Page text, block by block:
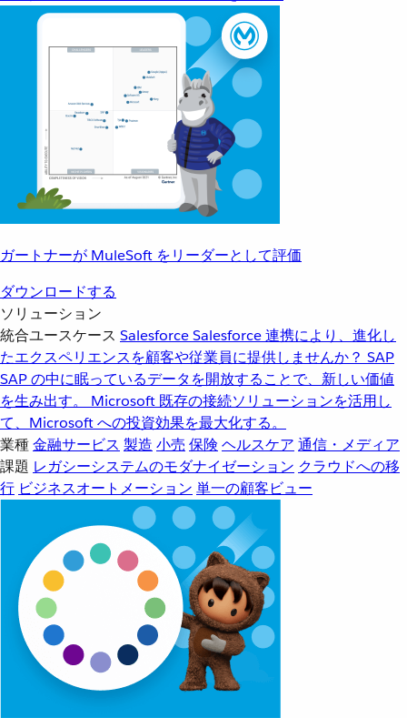
ガートナーが MuleSoft をリーダーとして評価
ダウンロードする
ソリューション
統合ユースケース SalesforceSalesforce 連携により、進化し
たエクスペリエンスを顧客や従業員に提供しませんか？ SAP
SAP の中に眠っているデータを開放することで、新しい価値
を生み出す。
Microsoft 既存の接続ソリューションを活用し
て、Microsoft への投資効果を最大化する。
業種金融サービス 製造 小売 保険 ヘルスケア 通信・メディア
課題 レガシーシステムのモダナイゼーション クラウドへの移
行 ビジネスオートメーション 単一の顧客ビュー